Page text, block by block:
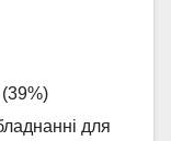
для